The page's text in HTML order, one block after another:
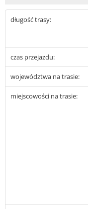
długość trasy:
czas przejazdu:
województwa na trasie:
miejscowości na trasie: